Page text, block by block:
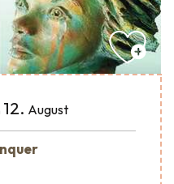
12. August